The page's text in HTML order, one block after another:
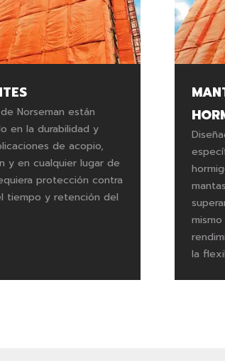
Norseman están
en la durabilidad y
de acopio,
y en cualquier lugar de
protección contra
tiempo y retención del
la